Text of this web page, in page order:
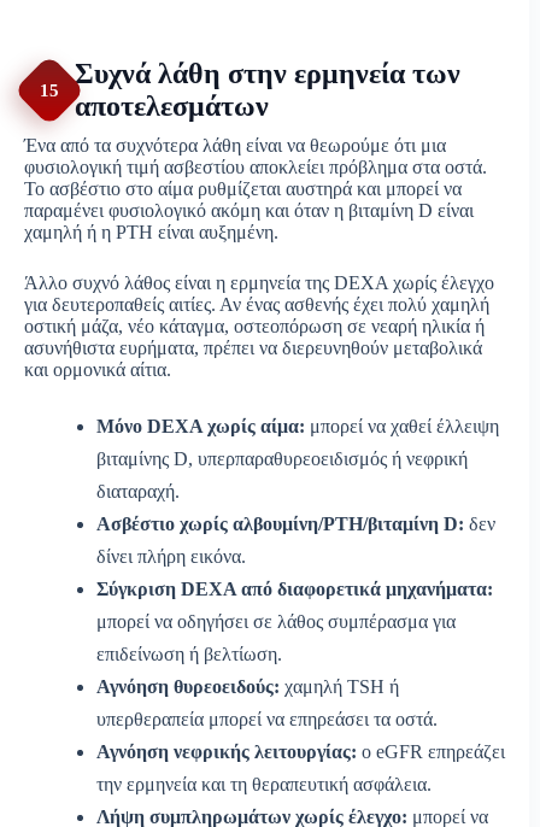
15
Συχνά λάθη στην ερμηνεία των
αποτελεσμάτων
Ένα από τα συχνότερα λάθη είναι να θεωρούμε ότι μια
φυσιολογική τιμή ασβεστίου αποκλείει πρόβλημα στα οστά.
Το ασβέστιο στο αίμα ρυθμίζεται αυστηρά και μπορεί να
παραμένει φυσιολογικό ακόμη και όταν η βιταμίνη D είναι
χαμηλή ή η PTH είναι αυξημένη.
Άλλο συχνό λάθος είναι η ερμηνεία της DEXA χωρίς έλεγχο
για δευτεροπαθείς αιτίες. Αν ένας ασθενής έχει πολύ χαμηλή
οστική μάζα, νέο κάταγμα, οστεοπόρωση σε νεαρή ηλικία ή
ασυνήθιστα ευρήματα, πρέπει να διερευνηθούν μεταβολικά
και ορμονικά αίτια.
Μόνο DEXA χωρίς αίμα: μπορεί να χαθεί έλλειψη
βιταμίνης D, υπερπαραθυρεοειδισμός ή νεφρική
διαταραχή.
Ασβέστιο χωρίς αλβουμίνη/PTH/βιταμίνη D: δεν
δίνει πλήρη εικόνα.
Σύγκριση DEXA από διαφορετικά μηχανήματα:
μπορεί να οδηγήσει σε λάθος συμπέρασμα για
επιδείνωση ή βελτίωση.
Αγνόηση θυρεοειδούς: χαμηλή TSH ή
υπερθεραπεία μπορεί να επηρεάσει τα οστά.
Αγνόηση νεφρικής λειτουργίας: ο eGFR επηρεάζει
την ερμηνεία και τη θεραπευτική ασφάλεια.
Λήψη συμπληρωμάτων χωρίς έλεγχο: μπορεί να